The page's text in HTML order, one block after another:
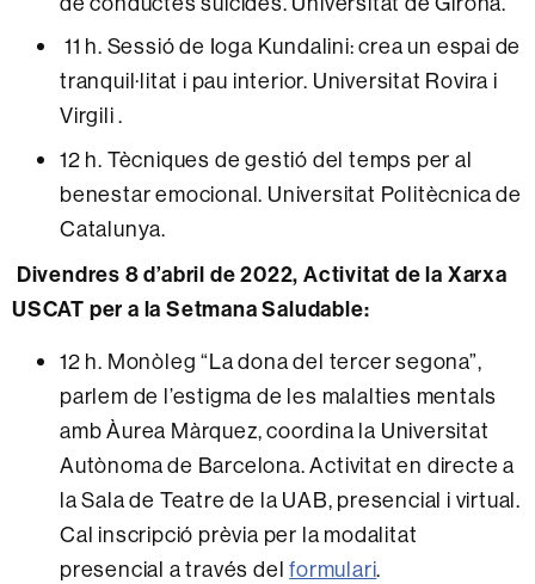
11 h. Sessió de Ioga Kundalini: crea un espai de
tranquil·litat i pau interior. Universitat Rovira i
Virgili .
12 h. Tècniques de gestió del temps per al
benestar emocional. Universitat Politècnica de
Catalunya.
Divendres 8 d’abril de 2022, Activitat de la Xarxa
USCAT per a la Setmana Saludable:
12 h. Monòleg “La dona del tercer segona”,
parlem de l’estigma de les malalties mentals
amb Àurea Màrquez, coordina la Universitat
Autònoma de Barcelona. Activitat en directe a
la Sala de Teatre de la UAB, presencial i virtual.
Cal inscripció prèvia per la modalitat
presencial a través delformulari.